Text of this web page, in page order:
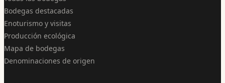
Bodegas destacadas
Enoturismo y visitas
Producción ecológica
Mapa de bodegas
Denominaciones de origen